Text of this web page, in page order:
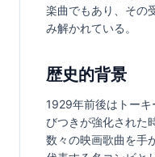
楽曲でもあり、その
み解かれている。
歴史的背景
1929年前後はトー
びつきが強化された
数々の映画歌曲を手